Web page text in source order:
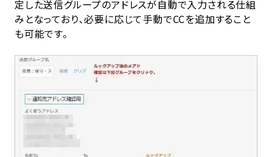
定した送信グループのアドレスが自動で入力される仕組
みとなっており、必要に応じて手動でCCを追加すること
も可能です。